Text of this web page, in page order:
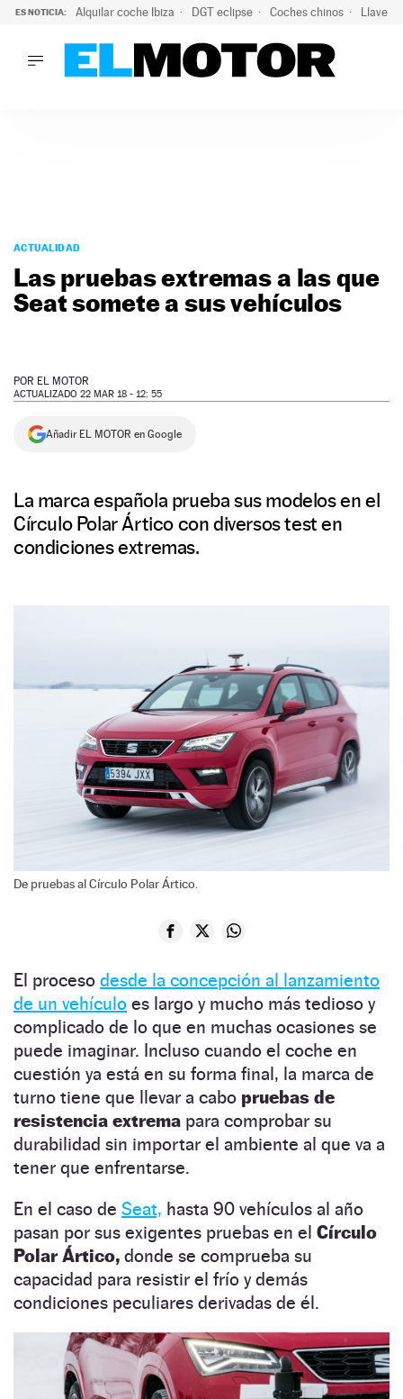
ES NOTICIA: Alquilar coche Ibiza DGT eclipse Coches chinos Llaves
PODCAST
MOTOS
TECNOLOGÍA
SERVICIOS
NEWSLETTER
ACTUALIDAD
Las pruebas extremas a las que
Seat somete a sus vehículos
POR EL MOTOR
ACTUALIZADO 22 MAR 18 - 12: 55
Añadir EL MOTOR en Google
La marca española prueba sus modelos en el
Círculo Polar Ártico con diversos test en
condiciones extremas.
De pruebas al Círculo Polar Ártico.
El proceso desde la concepción al lanzamiento
de un vehículo es largo y mucho más tedioso y
complicado de lo que en muchas ocasiones se
puede imaginar. Incluso cuando el coche en
cuestión ya está en su forma final, la marca de
turno tiene que llevar a cabo pruebas de
resistencia extrema para comprobar su
durabilidad sin importar el ambiente al que va a
tener que enfrentarse.
En el caso de Seat, hasta 90 vehículos al año
pasan por sus exigentes pruebas en el Círculo
Polar Ártico, donde se comprueba su
capacidad para resistir el frío y demás
condiciones peculiares derivadas de él.